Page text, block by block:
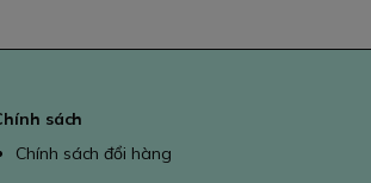
sách
Chính sách đổi hàng